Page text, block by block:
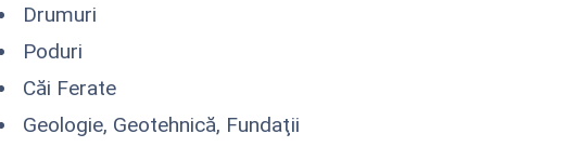
Drumuri
Poduri
Căi Ferate
Geologie, Geotehnică, Fundaţii